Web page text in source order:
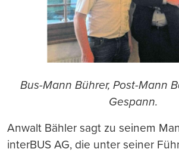
Bus-Mann Bührer, Post-Mann
Gespann.
Anwalt Bähler sagt zu seinem
interBUS AG, die unter seiner